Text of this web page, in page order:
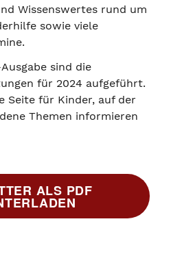
Wissenswertes rund um
sowie viele
sind die
für 2024 aufgeführt.
Seite für Kinder, auf der
Themen informieren
ALS PDF